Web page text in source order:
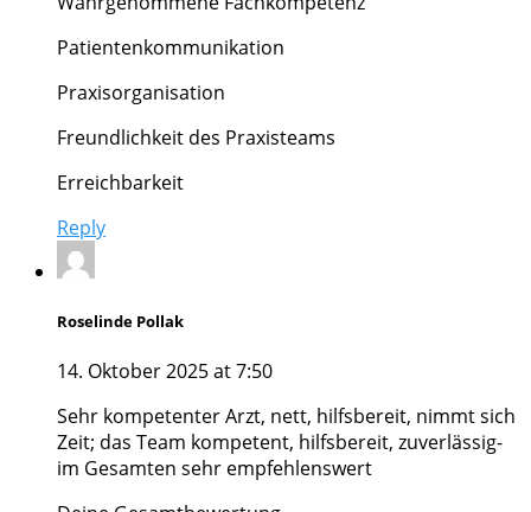
Patientenkommunikation
Praxisorganisation
Freundlichkeit des Praxisteams
Erreichbarkeit
Reply
Roselinde Pollak
14. Oktober 2025 at 7:50
Sehr kompetenter Arzt, nett, hilfsbereit, nimmt sich
Zeit; das Team kompetent, hilfsbereit, zuverlässig-
im Gesamten sehr empfehlenswert